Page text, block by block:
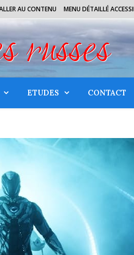
AU CONTENU MENU DÉTAILLÉ
ETUDES CONTACT